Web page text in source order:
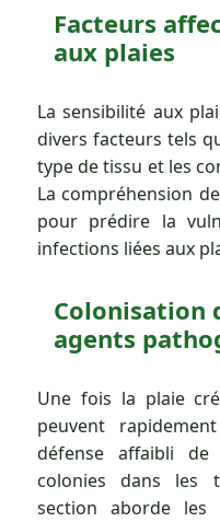
Facteurs
aux plaies
La sensibilité aux
divers facteurs tels
type de tissu et les
La compréhension
pour prédire la
infections liées aux
Colonisation
agents
Une fois la plaie
peuvent
défense affaibli
colonies dans les
section aborde les